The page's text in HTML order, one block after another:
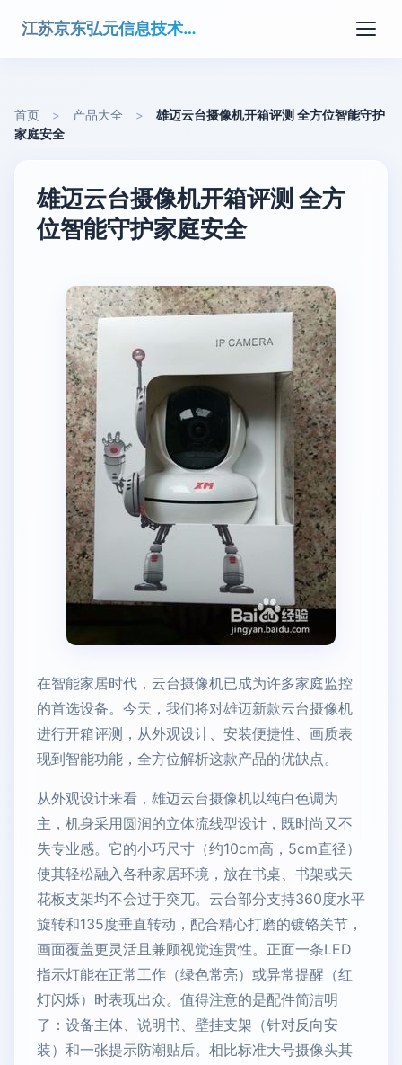
江苏京东弘元信息技术有限公司
首页 > 产品大全 >
雄迈云台摄像机开箱评测 全方位智能守护
家庭安全
雄迈云台摄像机开箱评测 全方
位智能守护家庭安全
在智能家居时代，云台摄像机已成为许多家庭监控
的首选设备。今天，我们将对雄迈新款云台摄像机
进行开箱评测，从外观设计、安装便捷性、画质表
现到智能功能，全方位解析这款产品的优缺点。
从外观设计来看，雄迈云台摄像机以纯白色调为
主，机身采用圆润的立体流线型设计，既时尚又不
失专业感。它的小巧尺寸（约10cm高，5cm直径）
使其轻松融入各种家居环境，放在书桌、书架或天
花板支架均不会过于突兀。云台部分支持360度水平
旋转和135度垂直转动，配合精心打磨的镀铬关节，
画面覆盖更灵活且兼顾视觉连贯性。正面一条LED
指示灯能在正常工作（绿色常亮）或异常提醒（红
灯闪烁）时表现出众。值得注意的是配件简洁明
了：设备主体、说明书、壁挂支架（针对反向安
装）和一张提示防潮贴后。相比标准大号摄像头其